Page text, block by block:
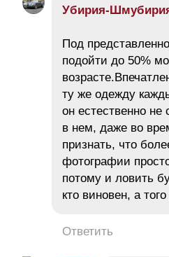
Убирия-
Под
подойти до 50%
ту же одежду
он естественно не
в нем, даже во
признать, что
фотографии
потому и ловить
кто виновен, а
Ответить